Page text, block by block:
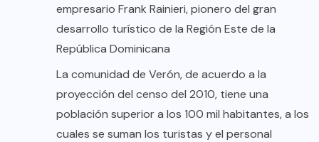
empresario Frank Rainieri, pionero del gran
desarrollo turístico de la Región Este de la
República Dominicana
La comunidad de Verón, de acuerdo a la
proyección del censo del 2010, tiene una
población superior a los 100 mil habitantes, a los
cuales se suman los turistas y el personal